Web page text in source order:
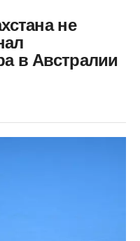
не
в Австралии